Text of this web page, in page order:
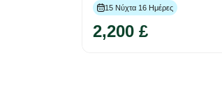
15 Νύχτα 16 Ημέρες
2,200 £